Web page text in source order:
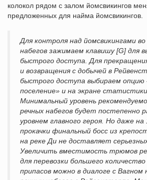
колокол рядом с залом йомсвикингов
предложенных для найма йомсвикингов.
Для контроля над йомсвикингами
набегов зажимаем клавишу [G] для
быстрого доступа. Для
и возвращения с добычей в
быстрого доступа выбираем опцию
поселение» и на экране
Минимальный уровень
речных набегов будет постепенно
уровнем главного героя. Но даже на
прокачки финальный босс из
на реке Ди не доставляет
Увеличить вместимость трюмов
для перевозки большего
припасов можно в диалоге с Вагном